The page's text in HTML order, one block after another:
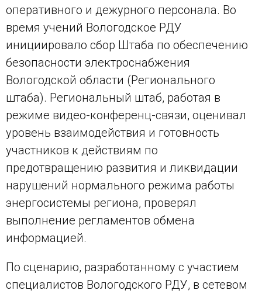
оперативного и дежурного персонала. Во
время учений Вологодское РДУ
инициировало сбор Штаба по обеспечению
безопасности электроснабжения
Вологодской области (Регионального
штаба). Региональный штаб, работая в
режиме видео-конференц-связи, оценивал
уровень взаимодействия и готовность
участников к действиям по
предотвращению развития и ликвидации
нарушений нормального режима работы
энергосистемы региона, проверял
выполнение регламентов обмена
информацией.
По сценарию, разработанному с участием
специалистов Вологодского РДУ, в сетевом